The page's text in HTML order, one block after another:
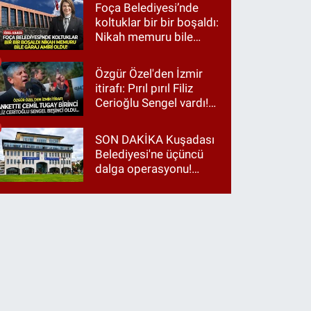
Foça Belediyesi’nde
koltuklar bir bir boşaldı:
Nikah memuru bile
Özgür Özel'den İzmir
itirafı: Pırıl pırıl Filiz
Cerioğlu Sengel vardı!
Tugay birinci çıktı
SON DAKİKA Kuşadası
Belediyesi'ne üçüncü
dalga operasyonu!